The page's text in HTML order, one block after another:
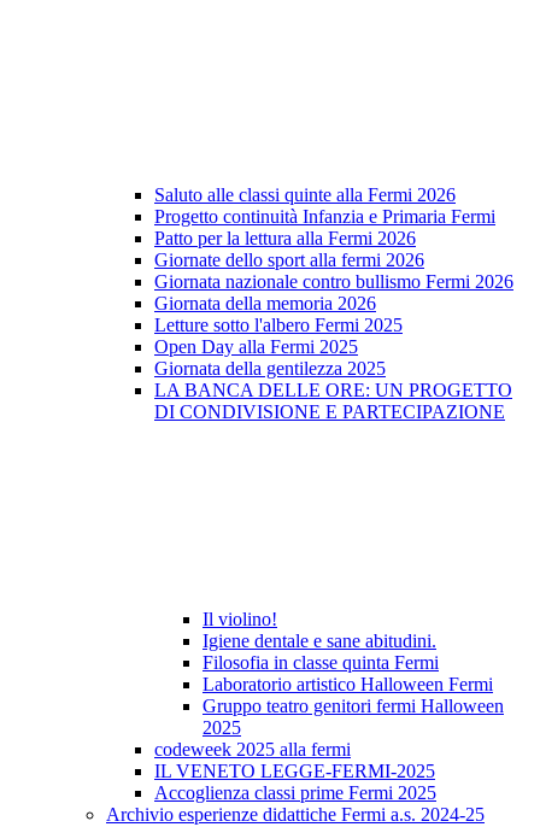
Saluto alle classi quinte alla Fermi 2026
Progetto continuità Infanzia e Primaria Fermi
Patto per la lettura alla Fermi 2026
Giornate dello sport alla fermi 2026
Giornata nazionale contro bullismo Fermi 2026
Giornata della memoria 2026
Letture sotto l'albero Fermi 2025
Open Day alla Fermi 2025
Giornata della gentilezza 2025
LA BANCA DELLE ORE: UN PROGETTO
DI CONDIVISIONE E PARTECIPAZIONE
Il violino!
Igiene dentale e sane abitudini.
Filosofia in classe quinta Fermi
Laboratorio artistico Halloween Fermi
Gruppo teatro genitori fermi Halloween
2025
codeweek 2025 alla fermi
IL VENETO LEGGE-FERMI-2025
Accoglienza classi prime Fermi 2025
Archivio esperienze didattiche Fermi a.s. 2024-25